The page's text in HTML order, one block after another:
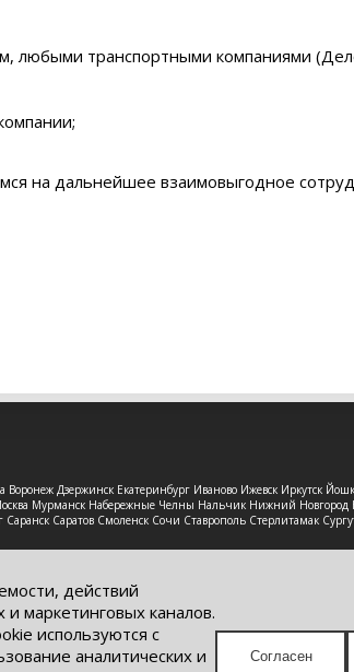
любыми транспортными компаниями
на дальнейшее взаимовыгодное
Воронеж Дзержинск Екатеринбург Иваново Ижевск Иркутск
Мурманск Набережные Челны Нальчик Нижний
Саратов Смоленск Сочи Ставрополь Стерлитамак
то, что данный интернет-сайт носит
размещенные на сайте, не является
действий
маркетинговых каналов.
используются с
аналитических и
Согласен